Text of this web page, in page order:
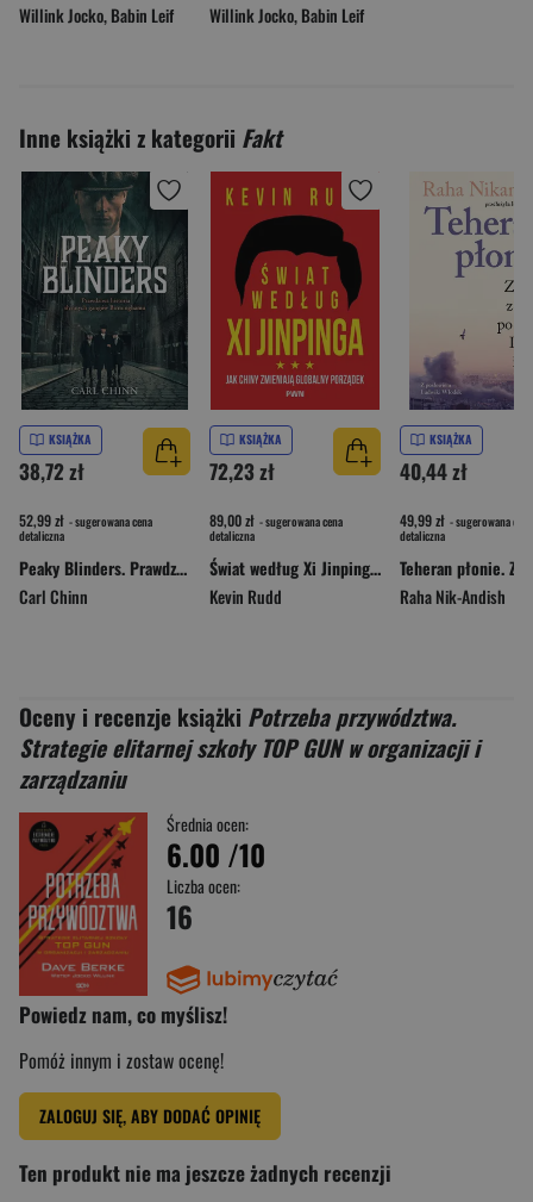
Willink Jocko,Babin Leif
Willink Jocko,Babin Leif
Inne książki z kategorii Fakt
KSIĄŻKA
38,72 zł
52,99 zł - sugerowana cena
detaliczna
Peaky Blinders. Prawdziwa historia słynnych gangów Birminghamu
Carl Chinn
KSIĄŻKA
72,23 zł
89,00 zł - sugerowana cena
detaliczna
Świat według Xi Jinpinga. Jak Chiny zmieniają globalny porządek
Kevin Rudd
KSIĄŻKA
40,44 zł
49,99 zł - sugerowana cena
detaliczna
Raha Nik-Andish
Oceny i recenzje książki Potrzeba przywództwa.
Strategie elitarnej szkoły TOP GUN w organizacji i
zarządzaniu
Średnia ocen:
6.00 /10
Liczba ocen:
16
Powiedz nam, co myślisz!
Pomóż innym i zostaw ocenę!
ZALOGUJ SIĘ, ABY DODAĆ OPINIĘ
Ten produkt nie ma jeszcze żadnych recenzji